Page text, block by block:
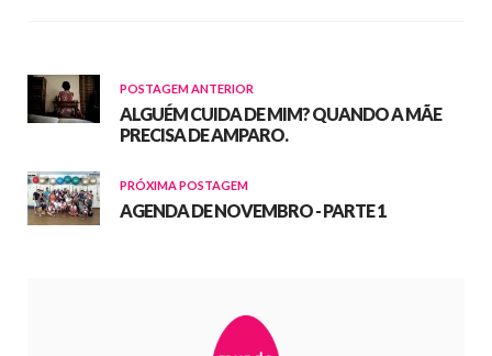
POSTAGEM ANTERIOR
ALGUÉM CUIDA DE MIM? QUANDO A MÃE
PRECISA DE AMPARO.
PRÓXIMA POSTAGEM
AGENDA DE NOVEMBRO - PARTE 1